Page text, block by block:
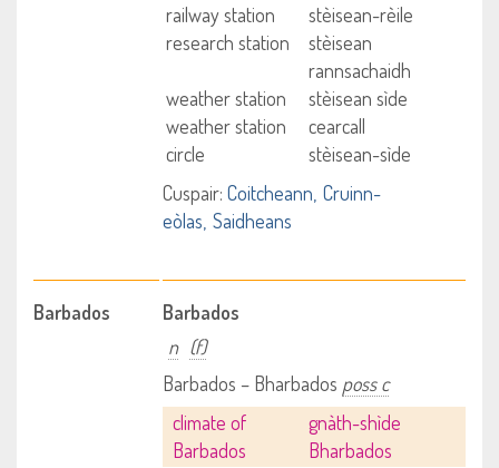
railway station
stèisean-rèile
research station
stèisean
rannsachaidh
weather station
stèisean sìde
weather station
circle
cearcall
stèisean-sìde
Cuspair: Coitcheann Cruinn-
eòlas Saidheans
Barbados
Barbados
n (f)
Barbados – Bharbados poss c
climate of
Barbados
gnàth-shìde
Bharbados